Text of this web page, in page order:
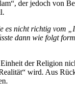
der jedoch von
es nicht richtig vom
dann wie folgt
der Religion
wird. Aus